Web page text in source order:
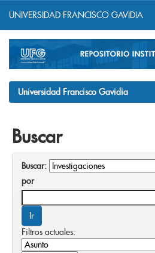
navigation
UNIVERSIDAD FRANCISCO GAVIDIA
Universidad Francisco Gavidia
Buscar
Buscar:
por
Filtros actuales: